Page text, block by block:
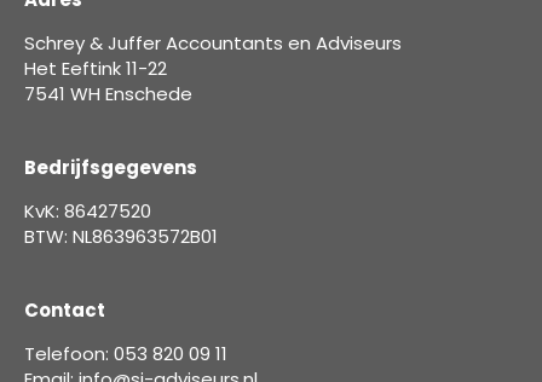
Schrey & Juffer Accountants en Adviseurs
Het Eeftink 11-22
7541 WH Enschede
Bedrijfsgegevens
KvK: 86427520
BTW: NL863963572B01
Contact
Telefoon: 053 820 09 11